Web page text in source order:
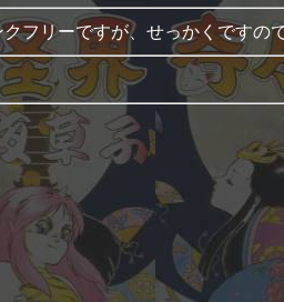
フリーですが、せっかくですの